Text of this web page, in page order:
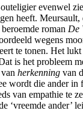
evenwel
heeft.
roman De
wegens
te tonen. Het
is het probleem
herkenning van
wordt die ander in
van empathie te
‘vreemde ander’